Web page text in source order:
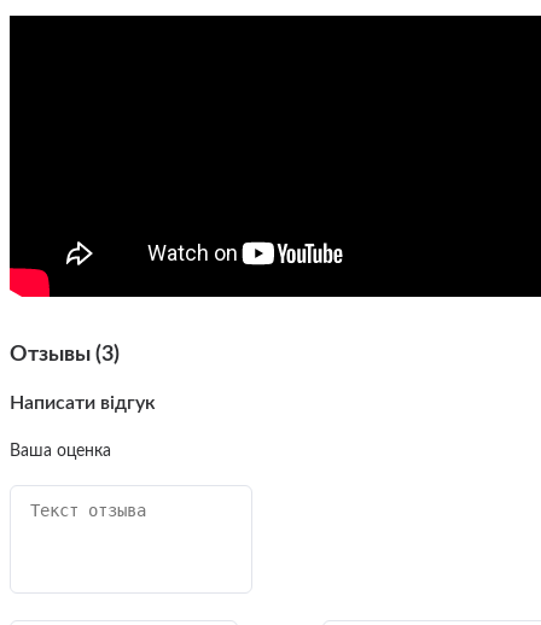
Отзывы (3)
Написати відгук
Ваша оценка